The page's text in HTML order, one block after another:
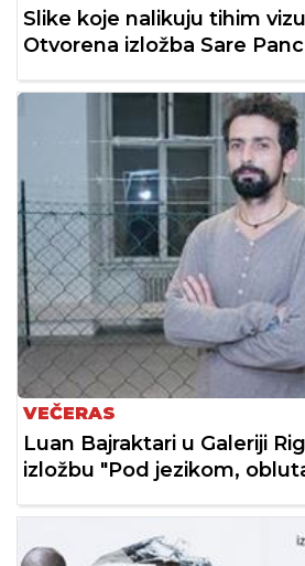
Slike koje nalikuju tihim
Otvorena izložba Sare
VEČERAS
Luan Bajraktari u Galeriji
izložbu "Pod jezikom,